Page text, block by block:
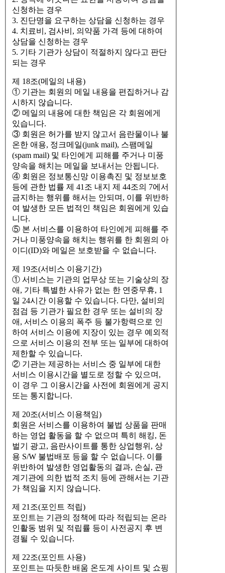
신청하는 경우
3. 진단명을 요구하는 상담을 신청하는 경우
4. 치료비, 검사비, 의약품 가격 등에 대하여
상담을 신청하는 경우
5. 기타 기관가 상담이 적절하지 않다고 판단
되는 경우
제 18조(메일의 내용)
① 기관는 회원의 메일 내용을 편집하거나 감
시하지 않습니다.
② 메일의 내용에 대한 책임은 각 회원에게
있습니다.
③ 회원은 허가를 받지 않고서 음란물이나 불
온한 애용, 정크메일(junk mail), 스팸메일
(spam mail) 및 타인에게 피해를 주거나 미풍
양속을 해치는 메일을 보내서는 안됩니다.
④ 회원은 정보통신망 이용촉진 및 정보보호
등에 관한 법률 제 41조 내지 제 44조의 7에서
금지하는 행위를 해서는 안되며, 이를 위반하
여 발생한 모든 법적인 책임은 회원에게 있습
니다.
⑤ 본 서비스를 이용하여 타인에게 피해를 주
거나 미풍양속을 해치는 행위를 한 회원의 아
이디(ID)와 메일은 보호받을 수 없습니다.
제 19조(서비스 이용기간)
① 서비스는 기관의 업무상 또는 기술상의 장
애, 기타 특별한 사유가 없는 한 연중무휴, 1
일 24시간 이용할 수 있습니다. 다만, 설비의
점검 등 기관가 필요한 경우 또는 설비의 장
애, 서비스 이용의 폭주 등 불가항력으로 인
하여 서비스 이용에 지장이 있는 경우 예외적
으로 서비스 이용의 전부 또는 일부에 대하여
제한할 수 있습니다.
② 기관는 제공하는 서비스 중 일부에 대한
서비스 이용시간을 별도로 정할 수 있으며,
이 경우 그 이용시간을 사전에 회원에게 공지
또는 통지합니다.
제 20조(서비스 이용책임)
회원은 서비스를 이용하여 불법 상품을 판매
하는 영업 활동을 할 수 없으며 특히 해킹, 돈
벌기 광고, 음란사이트를 통한 상업행위, 상
용 S/W 불법배포 등을 할 수 없습니다. 이를
위반하여 발생한 영업활동의 결과, 손실, 관
계기관에 의한 법적 조치 등에 관해서는 기관
가 책임을 지지 않습니다.
제 21조(포인트 적립)
포인트는 기관의 정책에 따라 적립되는 온라
인활동 범위 및 적립률 등이 사전공지 후 변
경될 수 있습니다.
제 22조(포인트 사용)
포인트는 따듯한 배움 온도계 사이트 및 쇼핑